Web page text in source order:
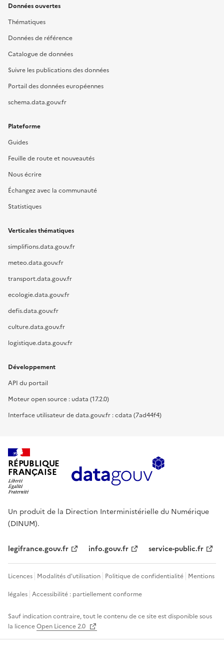
Données ouvertes
Thématiques
Données de référence
Catalogue de données
Suivre les publications des données
Portail des données européennes
schema.data.gouv.fr
Plateforme
Guides
Feuille de route et nouveautés
Nous écrire
Échangez avec la communauté
Statistiques
Verticales thématiques
simplifions.data.gouv.fr
meteo.data.gouv.fr
transport.data.gouv.fr
ecologie.data.gouv.fr
defis.data.gouv.fr
culture.data.gouv.fr
logistique.data.gouv.fr
Développement
API du portail
Moteur open source : udata (17.2.0)
Interface utilisateur de data.gouv.fr : cdata (7ad44f4)
RÉPUBLIQUE
FRANÇAISE
Un produit de la Direction Interministérielle du Numérique
(DINUM).
legifrance.gouv.fr info.gouv.fr service-public.fr
Licences Modalités d'utilisation Politique de confidentialité Mentions
légales Accessibilité : partiellement conforme
Sauf indication contraire, tout le contenu de ce site est disponible sous
la licenceOpen Licence 2.0